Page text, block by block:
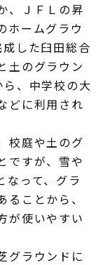
、ＪＦＬの昇
ホームグラウ
した臼田総合
土のグラウン
、中学校の大
どに利用され
校庭や土のグ
ですが、雪や
なって、グラ
ことから、
が使いやすい
グラウンドに